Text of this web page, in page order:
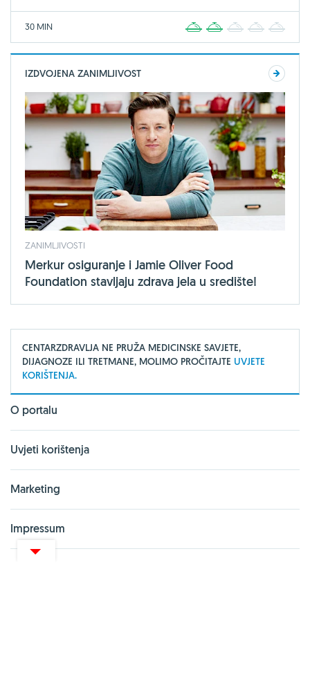
30 MIN 2 3 4
IZDVOJENA ZANIMLJIVOST
ZANIMLJIVOSTI
Merkur osiguranje i Jamie Oliver Food
Foundation stavljaju zdrava jela u središte!
CENTARZDRAVLJA NE PRUŽA MEDICINSKE SAVJETE,
DIJAGNOZE ILI TRETMANE, MOLIMO PROČITAJTE UVJETE
KORIŠTENJA.
O portalu
Uvjeti korištenja
Marketing
Impressum